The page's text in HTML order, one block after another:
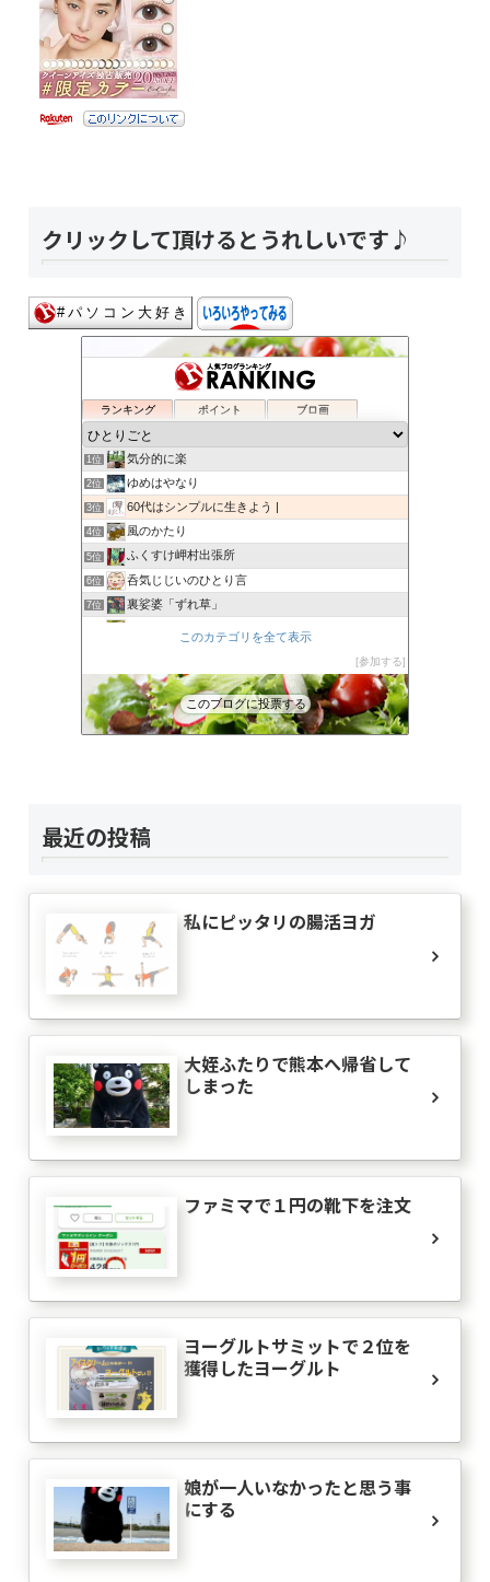
クリックして頂けるとうれしいです♪
ランキング ポイント ブロ画
1位 気分的に楽
2位 ゆめはやなり
3位 60代はシンプルに生きよう |
4位 風のかたり
5位 ふくすけ岬村出張所
6位 呑気じじいのひとり言
7位 裏娑婆「ずれ草」
10位 Eden
11位 木漏れ日だより
12位 大人しくしょ!
このカテゴリを全て表示
参加する
このブログに投票する
最近の投稿
私にピッタリの腸活ヨガ
大姪ふたりで熊本へ帰省して
しまった
ファミマで１円の靴下を注文
ヨーグルトサミットで２位を
獲得したヨーグルト
娘が一人いなかったと思う事
にする